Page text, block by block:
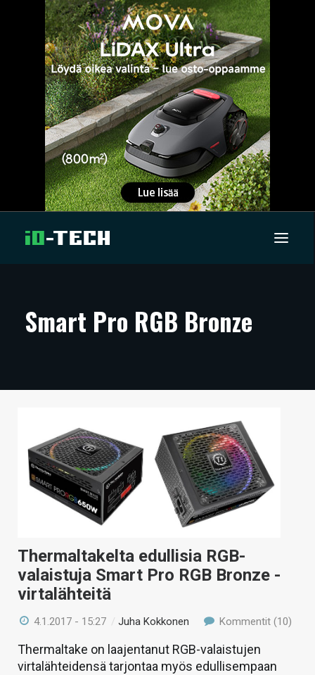
ARTIKKELIT
TECHBBS
HINTA.FI
KAUPPA
VAIHDA TEEMA
HAKU
Smart Pro RGB Bronze
Thermaltakelta edullisia RGB-
valaistuja Smart Pro RGB Bronze -
virtalähteitä
4.1.2017 - 15:27 /Juha Kokkonen Kommentit (10)
Thermaltake on laajentanut RGB-valaistujen
virtalähteidensä tarjontaa myös edullisempaan